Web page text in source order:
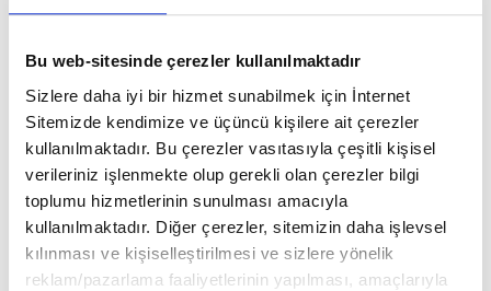
Bu web-sitesinde çerezler kullanılmaktadır
Sizlere daha iyi bir hizmet sunabilmek için İnternet
Sitemizde kendimize ve üçüncü kişilere ait çerezler
kullanılmaktadır. Bu çerezler vasıtasıyla çeşitli kişisel
verileriniz işlenmekte olup gerekli olan çerezler bilgi
toplumu hizmetlerinin sunulması amacıyla
kullanılmaktadır. Diğer çerezler, sitemizin daha işlevsel
kılınması ve kişiselleştirilmesi ve sizlere yönelik
reklam/pazarlama faaliyetlerinin yapılması, amaçlarıyla
Alina Boz
DEPREM ONU DA KORKUTMUŞ
Başarılı ve güzel oyuncu Alina Boz Bebek’te kuaförden çıkışta